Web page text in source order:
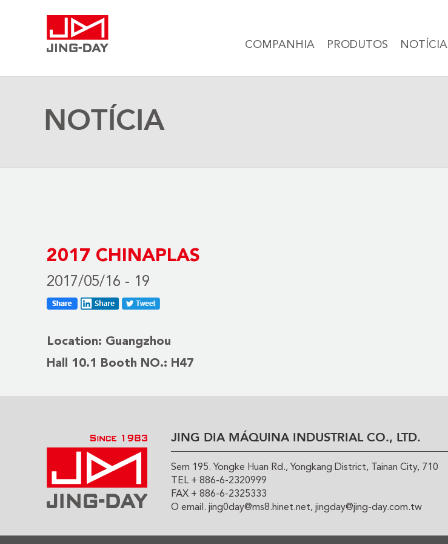
COMPANHIA PRODUTOS NOTÍCIA
NOTÍCIA
2017 CHINAPLAS
2017/05/16 - 19
Location: Guangzhou
Hall 10.1 Booth NO.: H47
JING DIA MÁQUINA INDUSTRIAL CO., LTD.
Sem 195. Yongke Huan Rd., Yongkang District, Tainan City, 710
TEL + 886-6-2320999
FAX + 886-6-2325333
O email. jing0day@ms8.hinet.net, jingday@jing-day.com.tw